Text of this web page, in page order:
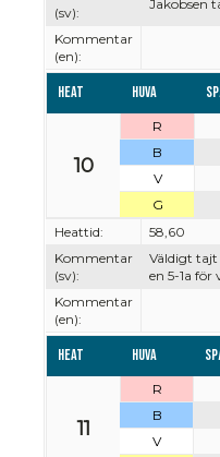
(sv):
Jakobsen
Kommentar
(en):
Heat Huva
10
R
B
V
G
Heattid:
58,60
Kommentar
(sv):
Väldigt tajt
en 5-1a för
Kommentar
(en):
Heat Huva
11
R
B
V